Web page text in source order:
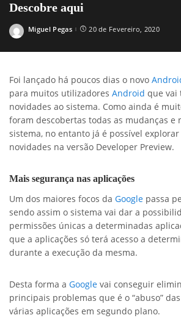
Descobre aqui
Posted
Miguel Pegas 20 de Fevereiro, 2020
Foi lançado há poucos dias o novo
para muitos utilizadores Android que vai
novidades ao sistema. Como ainda é
foram descobertas todas as mudanças e
sistema, no entanto já é possível
novidades na versão Developer Preview.
Mais segurança nas aplicações
Um dos maiores focos da Google passa
sendo assim o sistema vai dar a
permissões únicas a determinadas
que a aplicações só terá acesso a
durante a execução da mesma.
Desta forma a Google vai conseguir
principais problemas que é o “abuso”
várias aplicações em segundo plano.